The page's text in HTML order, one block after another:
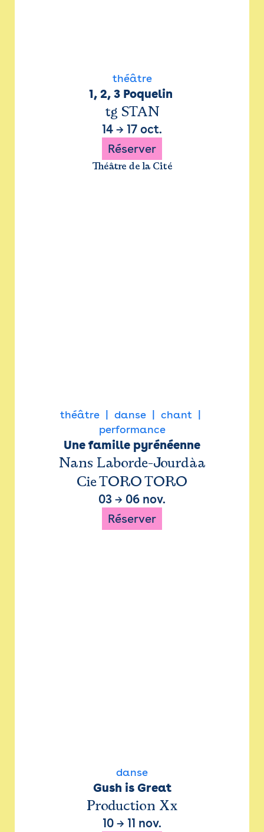
théâtre
1, 2, 3 Poquelin
tg STAN
14 → 17 oct.
Réserver
Théâtre de la Cité
théâtre danse
chant
performance
Une famille pyrénéenne
Nans Laborde-Jourdàa
Cie TORO TORO
03 → 06 nov.
Réserver
danse
Gush is Great
Production Xx
10 → 11 nov.